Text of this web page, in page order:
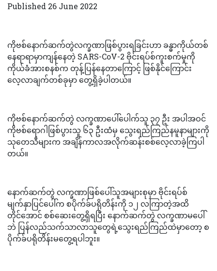
Published 26 June 2022
ကိုဗစ်နောက်ဆက်တွဲလက္ခဏာဖြစ်ပွားရခြင်းဟာ ခန္ဓာကိုယ်တစ်
နေရာရာမှာကျန်နေတဲ့ SARS-CoV-2 ဗိုင်းရပ်စ်ကူးစက်မှုကို
ကိုယ်ခံအားစနစ်က တုန့်ပြန်နေတာကြောင့် ဖြစ်နိုင်ကြောင်း
လေ့လာချက်တစ်ခုမှာ တွေ့ရှိခဲ့ပါတယ်။
ကိုဗစ်နောက်ဆက်တွဲ လက္ခဏာပေါ်ပေါက်သူ ၃၇ ဦး အပါအဝင်
ကိုဗစ်ရောဂါဖြစ်ပွားသူ ၆၃ ဦးထံမှ သွေးရည်ကြည်နမူနာများကို
သုတေသီများက အချိန်ကာလအလိုက်ဆန်းစစ်လေ့လာခဲ့ကြပါ
တယ်။
နောက်ဆက်တွဲ လက္ခဏာဖြစ်ပေါ်သူအများစုမှာ ဗိုင်းရပ်စ်
မျက်နှာပြင်ပေါ်က စပိုက်ခ်ပရိုတိန်းကို ၁၂ လကြာတဲ့အထိ
တိုင်အောင် စစ်ဆေးတွေ့ရှိရပြီး နောက်ဆက်တွဲ လက္ခဏာမပေါ်
ဘဲ ပြန်လည်သက်သာလာသူတွေရဲ့သွေးရည်ကြည်ထဲမှာတော့ စ
ပိုက်ခ်ပရိုတိန်းမတွေ့ရပါဘူး။